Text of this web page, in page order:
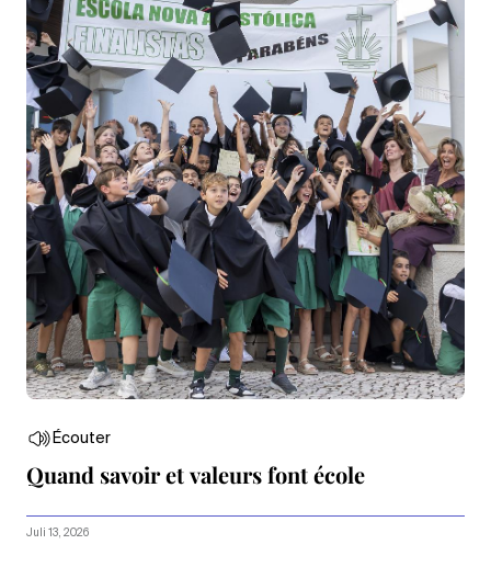
Écouter
Quand savoir et valeurs font école
Juli 13, 2026